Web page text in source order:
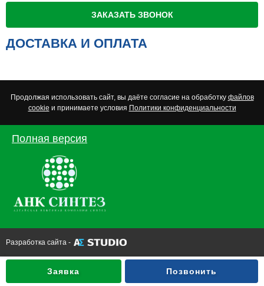
ЗАКАЗАТЬ ЗВОНОК
ДОСТАВКА И ОПЛАТА
Продолжая использовать сайт, вы даёте согласие на обработку файлов
cookie и принимаете условия Политики конфиденциальности
Полная версия
Разработка сайта -
Заявка Позвонить